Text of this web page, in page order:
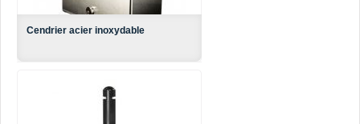
Cendrier acier inoxydable